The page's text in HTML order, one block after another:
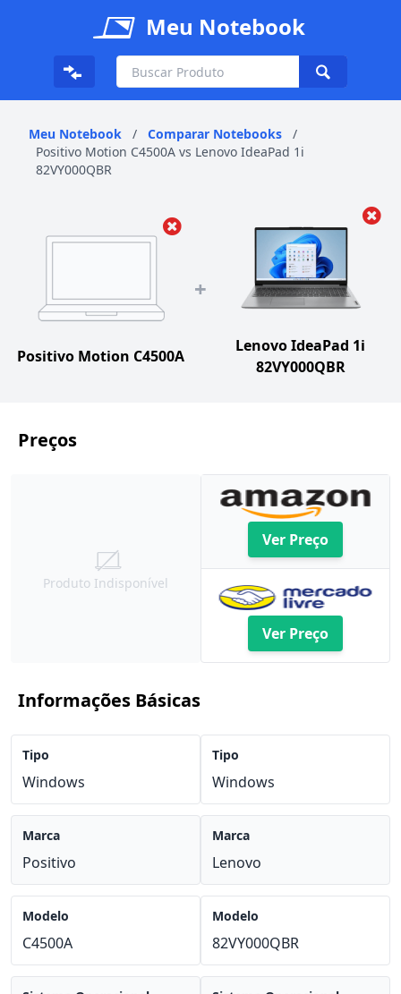
Meu Notebook
Meu Notebook / Comparar Notebooks
/
Positivo Motion C4500A vs Lenovo IdeaPad 1i
82VY000QBR
Positivo Motion C4500A
+
Lenovo IdeaPad 1i
82VY000QBR
Preços
Produto Indisponível
Ver Preço
Ver Preço
Informações Básicas
Tipo
Windows
Marca
Positivo
Modelo
C4500A
Tipo
Windows
Marca
Lenovo
Modelo
82VY000QBR